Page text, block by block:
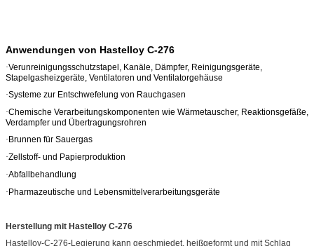
Anwendungen von Hastelloy C-276
·Verunreinigungsschutzstapel, Kanäle, Dämpfer, Reinigungsgeräte,
Stapelgasheizgeräte, Ventilatoren und Ventilatorgehäuse
·Systeme zur Entschwefelung von Rauchgasen
·Chemische Verarbeitungskomponenten wie Wärmetauscher, Reaktionsgefäße,
Verdampfer und Übertragungsrohren
·Brunnen für Sauergas
·Zellstoff- und Papierproduktion
·Abfallbehandlung
·Pharmazeutische und Lebensmittelverarbeitungsgeräte
Herstellung mit Hastelloy C-276
Hastelloy-C-276-Legierung kann geschmiedet, heißgeformt und mit Schlag